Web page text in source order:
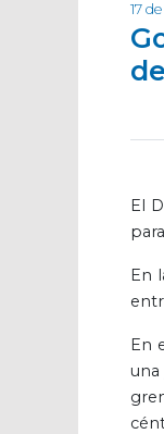
17
El
En
En